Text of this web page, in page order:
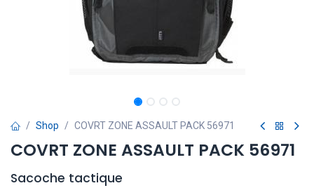
Shop COVRT ZONE ASSAULT PACK 56971
COVRT ZONE ASSAULT PACK 56971
Sacoche tactique